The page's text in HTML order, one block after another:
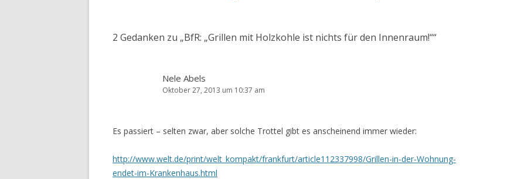
2 Gedanken zu „BfR: „Grillen mit Holzkohle ist nichts für den Innenraum!““
Nele Abels
Oktober 27, 2013 um 10:37 am
Es passiert – selten zwar, aber solche Trottel gibt es anscheinend immer wieder:
http://www.welt.de/print/welt_kompakt/frankfurt/article112337998/Grillen-in-der-Wohnung-
endet-im-Krankenhaus.html